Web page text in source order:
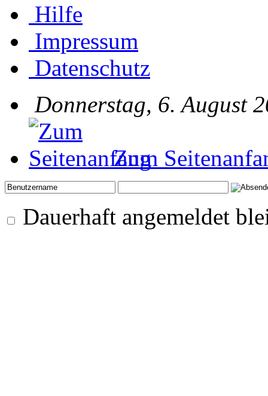
Hilfe
Impressum
Datenschutz
Donnerstag, 6. August
Zum
Dauerhaft angemeldet